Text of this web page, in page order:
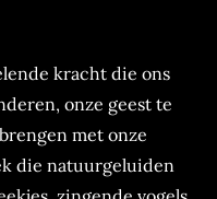
kracht die ons
onze geest te
met onze
die natuurgeluiden